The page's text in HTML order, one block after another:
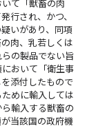
て「獣畜の肉
行され、かつ、
いがあり、同項
肉、乳若しくは
の製品でない旨
おいて「衛生事
添付したもので
めに輸入しては
輸入する獣畜の
当該国の政府機